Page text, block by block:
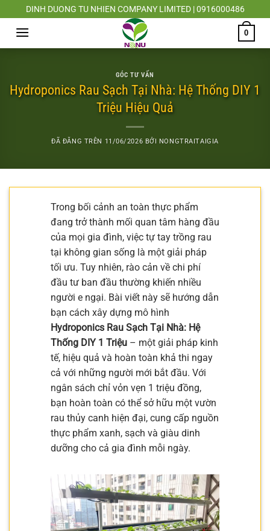
Chuyển
đến
dung
DINH DUONG TU NHIEN COMPANY LIMITED | 0916000486
0
GÓC TƯ VẤN
Hydroponics Rau Sạch Tại Nhà: Hệ Thống DIY 1
Triệu Hiệu Quả
ĐÃ ĐĂNG TRÊN 11/06/2026 BỞI NONGTRAITAIGIA
Trong bối cảnh an toàn thực phẩm
đang trở thành mối quan tâm hàng đầu
của mọi gia đình, việc tự tay trồng rau
tại không gian sống là một giải pháp
tối ưu. Tuy nhiên, rào cản về chi phí
đầu tư ban đầu thường khiến nhiều
người e ngại. Bài viết này sẽ hướng dẫn
bạn cách xây dựng mô hình
Hydroponics Rau Sạch Tại Nhà: Hệ
Thống DIY 1 Triệu – một giải pháp kinh
tế, hiệu quả và hoàn toàn khả thi ngay
cả với những người mới bắt đầu. Với
ngân sách chỉ vỏn vẹn 1 triệu đồng,
bạn hoàn toàn có thể sở hữu một vườn
rau thủy canh hiện đại, cung cấp nguồn
thực phẩm xanh, sạch và giàu dinh
dưỡng cho cả gia đình mỗi ngày.